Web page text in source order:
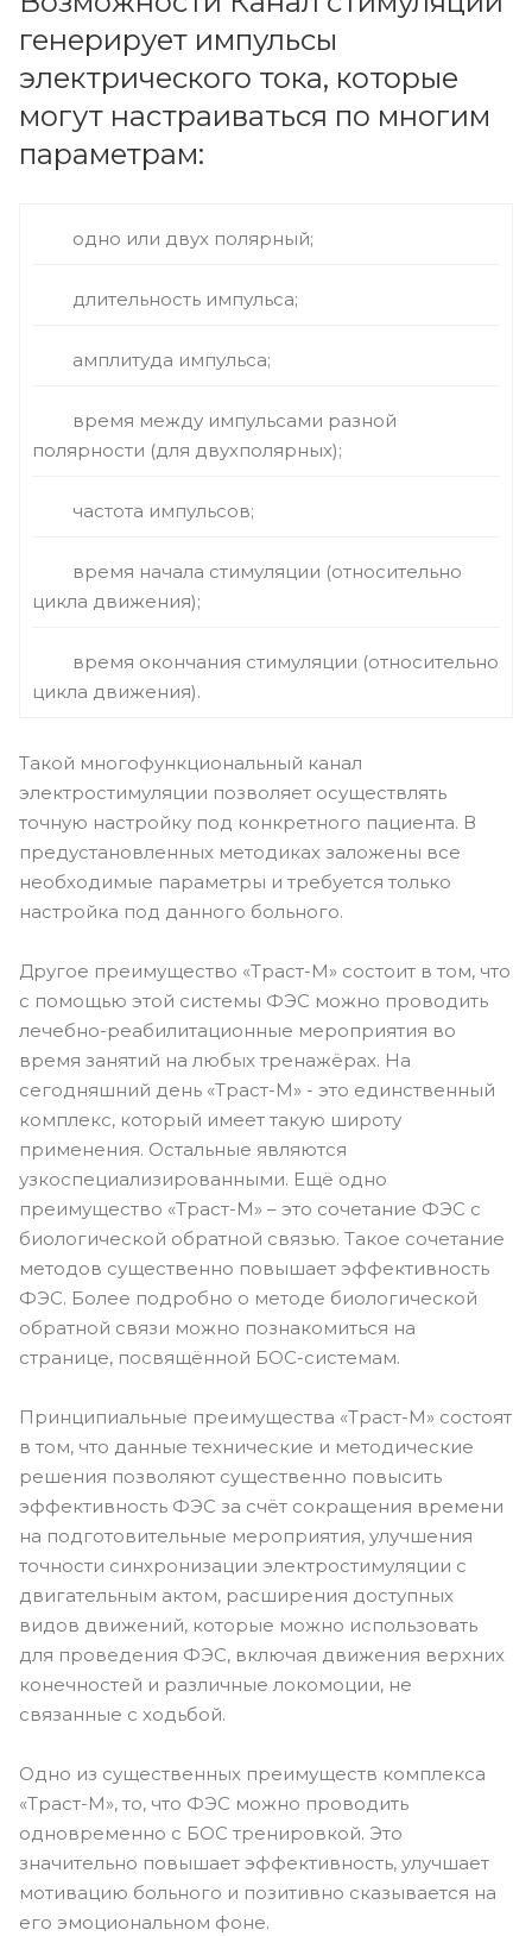
генерирует импульсы
электрического тока, которые
могут настраиваться по многим
параметрам:
одно или двух полярный;
длительность импульса;
амплитуда импульса;
время между импульсами разной
полярности (для двухполярных);
частота импульсов;
время начала стимуляции (относительно
цикла движения);
время окончания стимуляции (относительно
цикла движения).
Такой многофункциональный канал
электростимуляции позволяет осуществлять
точную настройку под конкретного пациента. В
предустановленных методиках заложены все
необходимые параметры и требуется только
настройка под данного больного.
Другое преимущество «Траст-М» состоит в том, что
с помощью этой системы ФЭС можно проводить
лечебно-реабилитационные мероприятия во
время занятий на любых тренажёрах. На
сегодняшний день «Траст-М» - это единственный
комплекс, который имеет такую широту
применения. Остальные являются
узкоспециализированными. Ещё одно
преимущество «Траст-М» – это сочетание ФЭС с
биологической обратной связью. Такое сочетание
методов существенно повышает эффективность
ФЭС. Более подробно о методе биологической
обратной связи можно познакомиться на
странице, посвящённой БОС-системам.
Принципиальные преимущества «Траст-М» состоят
в том, что данные технические и методические
решения позволяют существенно повысить
эффективность ФЭС за счёт сокращения времени
на подготовительные мероприятия, улучшения
точности синхронизации электростимуляции с
двигательным актом, расширения доступных
видов движений, которые можно использовать
для проведения ФЭС, включая движения верхних
конечностей и различные локомоции, не
связанные с ходьбой.
Одно из существенных преимуществ комплекса
«Траст-М», то, что ФЭС можно проводить
одновременно с БОС тренировкой. Это
значительно повышает эффективность, улучшает
мотивацию больного и позитивно сказывается на
его эмоциональном фоне.